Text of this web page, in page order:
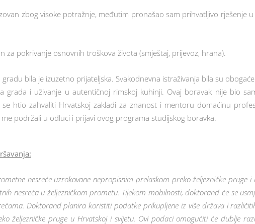
zbog visoke potražnje, međutim pronašao sam prihvatljivo rješenje
za pokrivanje osnovnih troškova života (smještaj, prijevoz, hrana).
bila je izuzetno prijateljska. Svakodnevna istraživanja bila su
grada i uživanje u autentičnoj rimskoj kuhinji. Ovaj boravak nije bio
htio zahvaliti Hrvatskoj zakladi za znanost i mentoru domaćinu
podržali u odluci i prijavi ovog programa studijskog boravka.
nesreće uzrokovane nepropisnim prelaskom preko željezničke
nesreća u željezničkom prometu. Tijekom mobilnosti, doktorand će se
Doktorand planira koristiti podatke prikupljene iz više država i
željezničke pruge u Hrvatskoj i svijetu. Ovi podaci omogućiti će dublje